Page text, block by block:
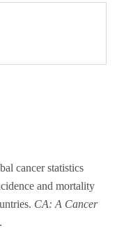
cancer statistics
and mortality
CA: A Cancer